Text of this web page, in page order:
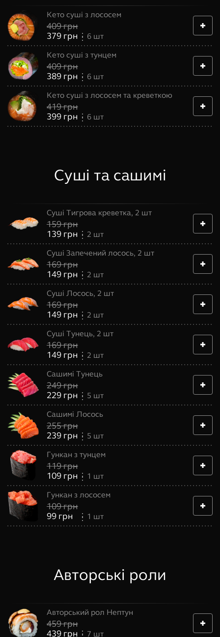
Кето суші з лососем
409грн
379 грн 6 шт
Кето суші з тунцем
409грн
389 грн 6 шт
Кето суші з лососем та креветкою
419грн
399 грн 6 шт
Суші та сашимі
Суші Тигрова креветка, 2 шт
159грн
139 грн 2 шт
Суші Запечений лосось, 2 шт
169грн
149 грн 2 шт
Суші Лосось, 2 шт
169грн
149 грн 2 шт
Суші Тунець, 2 шт
169грн
149 грн 2 шт
Сашимі Тунець
249грн
229 грн 5 шт
Сашимі Лосось
255грн
239 грн 5 шт
Гункан з тунцем
119грн
109 грн 1 шт
Гункан з лососем
109грн
99 грн 1 шт
Авторські роли
Авторський рол Нептун
459грн
439 грн 7 шт